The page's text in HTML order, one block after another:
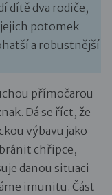
dítě dva rodiče,
potomek
a robustnější
přímočarou
Dá se říct, že
výbavu jako
chřipce,
danou situaci
imunitu. Část